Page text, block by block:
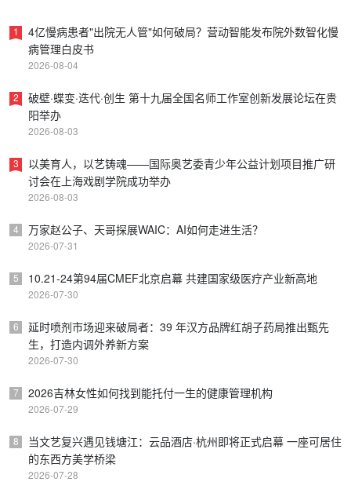
4亿慢病患者"出院无人管"如何破局？营动智能发布院外数智化慢
病管理白皮书
2026-08-04
1
破壁·蝶变·迭代·创生 第十九届全国名师工作室创新发展论坛在贵
阳举办
2026-08-03
2
以美育人，以艺铸魂——国际奥艺委青少年公益计划项目推广研
讨会在上海戏剧学院成功举办
2026-08-03
3
万家赵公子、天哥探展WAIC：AI如何走进生活？
2026-07-31
4
10.21-24第94届CMEF北京启幕 共建国家级医疗产业新高地
2026-07-30
5
延时喷剂市场迎来破局者：39 年汉方品牌红胡子药局推出甄先
生，打造内调外养新方案
2026-07-30
6
2026吉林女性如何找到能托付一生的健康管理机构
2026-07-29
7
当文艺复兴遇见钱塘江：云品酒店·杭州即将正式启幕 一座可居住
的东西方美学桥梁
2026-07-28
8